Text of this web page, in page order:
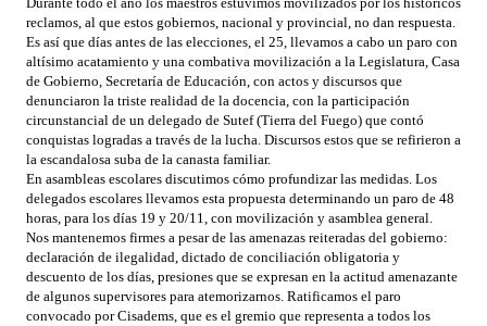
reclamos, al que estos gobiernos, nacional y provincial, no dan respuesta.
Es así que días antes de las elecciones, el 25, llevamos a cabo un paro con
altísimo acatamiento y una combativa movilización a la Legislatura, Casa
de Gobierno, Secretaría de Educación, con actos y discursos que
denunciaron la triste realidad de la docencia, con la participación
circunstancial de un delegado de Sutef (Tierra del Fuego) que contó
conquistas logradas a través de la lucha. Discursos estos que se refirieron a
la escandalosa suba de la canasta familiar.
En asambleas escolares discutimos cómo profundizar las medidas. Los
delegados escolares llevamos esta propuesta determinando un paro de 48
horas, para los días 19 y 20/11, con movilización y asamblea general.
Nos mantenemos firmes a pesar de las amenazas reiteradas del gobierno:
declaración de ilegalidad, dictado de conciliación obligatoria y
descuento de los días, presiones que se expresan en la actitud amenazante
de algunos supervisores para atemorizarnos. Ratificamos el paro
convocado por Cisadems, que es el gremio que representa a todos los